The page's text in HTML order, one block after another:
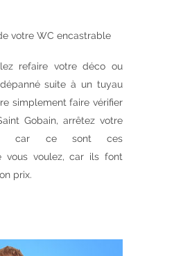
votre WC encastrable
refaire votre déco ou
suite à un tuyau
simplement faire vérifier
Gobain, arrêtez votre
car ce sont ces
vous voulez, car ils font
prix.